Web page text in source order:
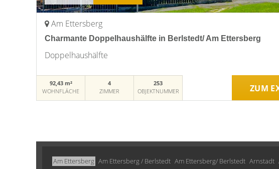
Am Ettersberg
Charmante Doppelhaushälfte in Berlstedt/ Am Ettersberg
Doppelhaushälfte
92,43 m²
WOHNFLÄCHE
4
ZIMMER
253
OBJEKTNUMMER
ZUM
Am Ettersberg Am Ettersberg / Berlstedt Am Ettersberg/ Berlstedt Arnstadt